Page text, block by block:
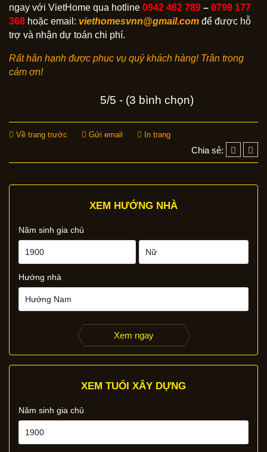
ngay với VietHome qua hotline 0942 462 789 – 0799 177
368 hoặc email: viethomesvnn@gmail.com để được hỗ
trợ và nhận dự toán chi phí.
Rất hân hạnh được phục vụ quý khách hàng! Trân trọng
cám ơn!
5/5 - (3 bình chọn)
Về trang trước Gửi email In trang
Chia sẻ:
XEM HƯỚNG NHÀ
Năm sinh gia chủ
Hướng nhà
Xem ngay
XEM TUỔI XÂY DỰNG
Năm sinh gia chủ